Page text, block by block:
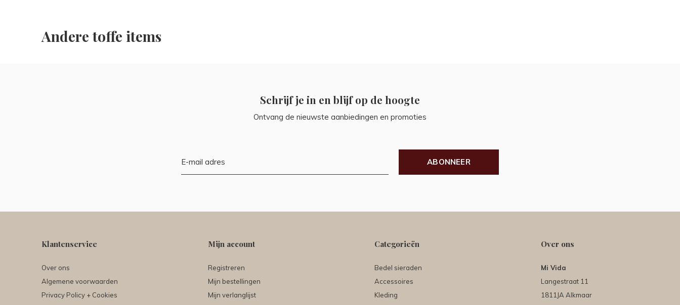
Andere toffe items
Schrijf je in en blijf op de hoogte
Ontvang de nieuwste aanbiedingen en promoties
ABONNEER
Klantenservice
Over ons
Algemene voorwaarden
Privacy Policy + Cookies
Mijn account
Registreren
Mijn bestellingen
Mijn verlanglijst
Categorieën
Bedel sieraden
Accessoires
Kleding
Over ons
Mi Vida
Langestraat 11
1811JA Alkmaar